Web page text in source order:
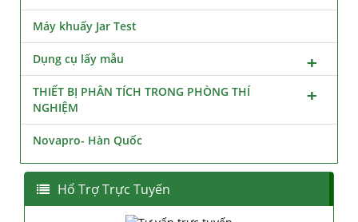
Máy khuấy Jar Test
Dụng cụ lấy mẫu
THIẾT BỊ PHÂN TÍCH TRONG PHÒNG THÍ
NGHIỆM
Novapro- Hàn Quốc
Hổ Trợ Trực Tuyến